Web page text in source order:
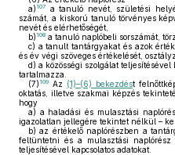
a) 107
a tanuló nevét, születési
számát, a kiskorú tanuló törvényes
nevét és elérhetőségét,
b) 108 a tanuló naplóbeli sorszámát,
c) a tanult tantárgyakat és azok
és év végi szöveges értékelését,
d) a közösségi szolgálat teljesítésével
tartalmazza.
(7) 109 Az (1)–(6) bekezdést
oktatás, illetve szakmai képzés
hogy
a) a haladási és mulasztási
igazolatlan jellegére tekintet nélkül –
b) az értékelő naplórészben a
feltüntetni és a mulasztási naplórész
teljesítésével kapcsolatos adatokat.